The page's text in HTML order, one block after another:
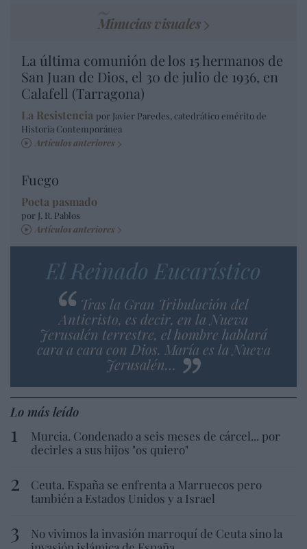
Minucias visuales
La última comunión de los 15 hermanos de
San Juan de Dios, el 30 de julio de 1936, en
Calafell (Tarragona)
La Resistencia por Javier Paredes, catedrático emérito de
Historia Contemporánea
Artículos anteriores
Fuego
Poeta pasmado
por J. R. Pablos
Artículos anteriores
El Reinado Eucarístico
Tras la Gran Tribulación del
Anticristo, es decir, en la Nueva
Jerusalén terrestre, el hombre hablará
cara a cara con Dios. María es la Nueva
Jerusalén…
Lo más leído
Murcia. Condenado a seis meses de cárcel... por
decirles a sus hijos "os quiero"
Ceuta. España se enfrenta a Marruecos pero
también a Estados Unidos y a Israel
No vivimos la invasión marroquí de Ceuta sino la